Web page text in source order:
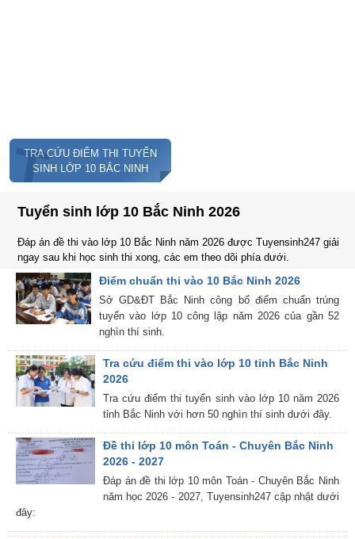
T
TRA CỨU ĐIỂM THI TUYỂN
SINH LỚP 10 BẮC NINH
Tuyển sinh lớp 10 Bắc Ninh 2026
Đáp án đề thi vào lớp 10 Bắc Ninh năm 2026 được Tuyensinh247 giải
ngay sau khi học sinh thi xong, các em theo dõi phía dưới.
Điểm chuẩn thi vào 10 Bắc Ninh 2026
Sở GD&ĐT Bắc Ninh công bố điểm chuẩn trúng
tuyển vào lớp 10 công lập năm 2026 của gần 52
nghìn thí sinh.
Tra cứu điểm thi vào lớp 10 tỉnh Bắc Ninh
2026
Tra cứu điểm thi tuyển sinh vào lớp 10 năm 2026
tỉnh Bắc Ninh với hơn 50 nghìn thí sinh dưới đây.
Đề thi lớp 10 môn Toán - Chuyên Bắc Ninh
2026 - 2027
Đáp án đề thi lớp 10 môn Toán - Chuyên Bắc Ninh
năm học 2026 - 2027, Tuyensinh247 cập nhật dưới
đây: